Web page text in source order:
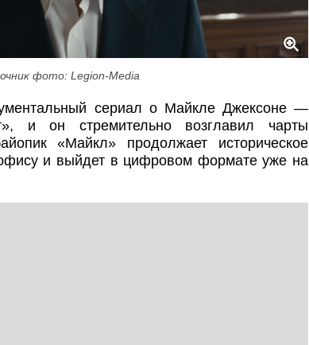
фото: Legion-Media
сериал о Майкле Джексоне —
и он стремительно возглавил чарты
«Майкл» продолжает историческое
и выйдет в цифровом формате уже на